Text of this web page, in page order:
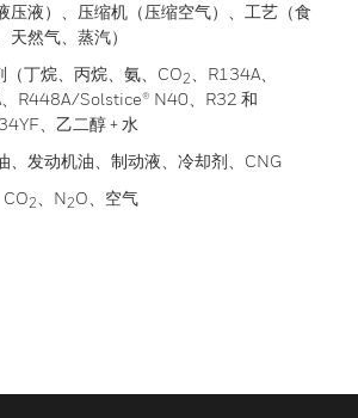
压液）、压缩机（压缩空气）、工艺（食
然气、蒸汽）
（丁烷、丙烷、氨、CO2
、R134A、
R448A/Solstice® N40、R32 和
、乙二醇 + 水
、发动机油、制动液、冷却剂、CNG
CO2 、N2O、空气